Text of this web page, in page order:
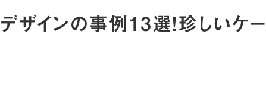
ザインの事例13選！珍しいケ